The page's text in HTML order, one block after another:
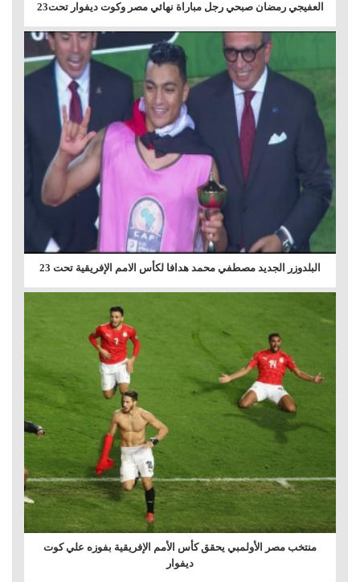
العفيجي رمضان صبحي رجل مباراة نهائي مصر وكوت ديفوار تحت23
البلدوزر الجديد مصطفي محمد هدافا لكأس الامم الإفريقية تحت 23
منتخب مصر الأولمبي يحقق كأس الأمم الإفريقية بفوزه علي كوت
ديفوار